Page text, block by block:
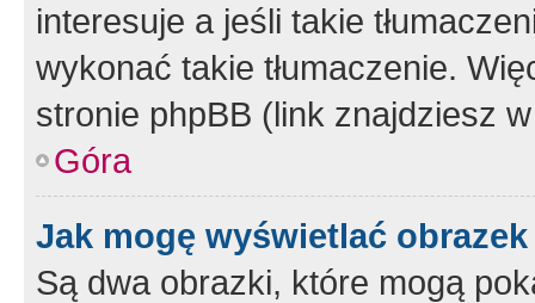
interesuje a jeśli takie
wykonać takie tłumaczenie.
stronie phpBB (link znajdziesz
Góra
Jak mogę wyświetlać
Są dwa obrazki, które mogą